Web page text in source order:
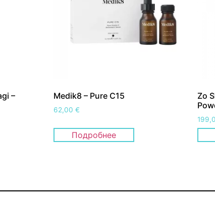
–
Medik8 – Pure C15
62,00 €
Подробнее
Zo